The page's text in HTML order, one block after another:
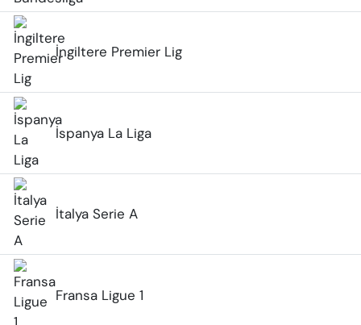
İngiltere Premier Lig
İspanya La Liga
İtalya Serie A
Fransa Ligue 1